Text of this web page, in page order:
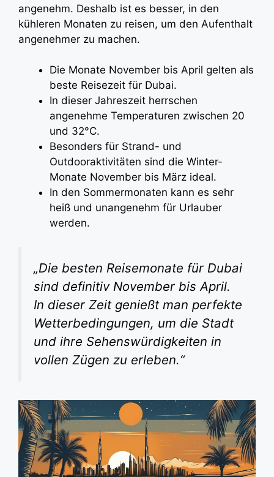
angenehm. Deshalb ist es besser, in den
kühleren Monaten zu reisen, um den Aufenthalt
angenehmer zu machen.
Die Monate November bis April gelten als
beste Reisezeit für Dubai.
In dieser Jahreszeit herrschen
angenehme Temperaturen zwischen 20
und 32°C.
Besonders für Strand- und
Outdooraktivitäten sind die Winter-
Monate November bis März ideal.
In den Sommermonaten kann es sehr
heiß und unangenehm für Urlauber
werden.
„Die besten Reisemonate für Dubai
sind definitiv November bis April.
In dieser Zeit genießt man perfekte
Wetterbedingungen, um die Stadt
und ihre Sehenswürdigkeiten in
vollen Zügen zu erleben.“